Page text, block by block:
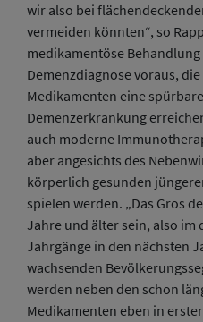
wir also bei
vermeiden könnten“, so
medikamentöse
Demenzdiagnose voraus,
Medikamenten eine
Demenzerkrankung
auch moderne
aber angesichts des
körperlich gesunden
spielen werden. „Das Gros
Jahre und älter sein, also
Jahrgänge in den nächsten
wachsenden
werden neben den schon
Medikamenten eben in